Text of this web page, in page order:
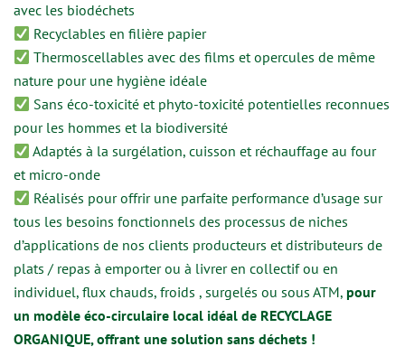
avec les biodéchets
Recyclables en filière papier
Thermoscellables avec des films et opercules de même
nature pour une hygiène idéale
Sans éco-toxicité et phyto-toxicité potentielles reconnues
pour les hommes et la biodiversité
Adaptés à la surgélation, cuisson et réchauffage au four
et micro-onde
Réalisés pour offrir une parfaite performance d’usage sur
tous les besoins fonctionnels des processus de niches
d’applications de nos clients producteurs et distributeurs de
plats / repas à emporter ou à livrer en collectif ou en
individuel, flux chauds, froids , surgelés ou sous ATM, pour
un modèle éco-circulaire local idéal de RECYCLAGE
ORGANIQUE, offrant une solution sans déchets !